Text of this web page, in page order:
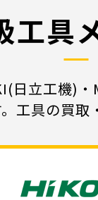
工具
立工機)
工具の買